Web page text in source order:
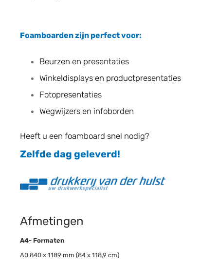
Foamboarden zijn perfect voor:
Beurzen en presentaties
Winkeldisplays en productpresentaties
Fotopresentaties
Wegwijzers en infoborden
Heeft u een foamboard snel nodig?
Zelfde dag geleverd!
Afmetingen
A4- Formaten
A0 840 x 1189 mm (84 x 118,9 cm)